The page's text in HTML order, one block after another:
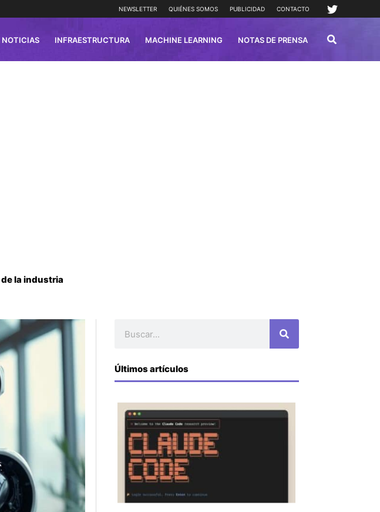
NEWSLETTER QUIÉNES SOMOS PUBLICIDAD CONTACTO
NOTICIAS INFRAESTRUCTURA MACHINE LEARNING NOTAS DE PRENSA
la industria
Últimos artículos